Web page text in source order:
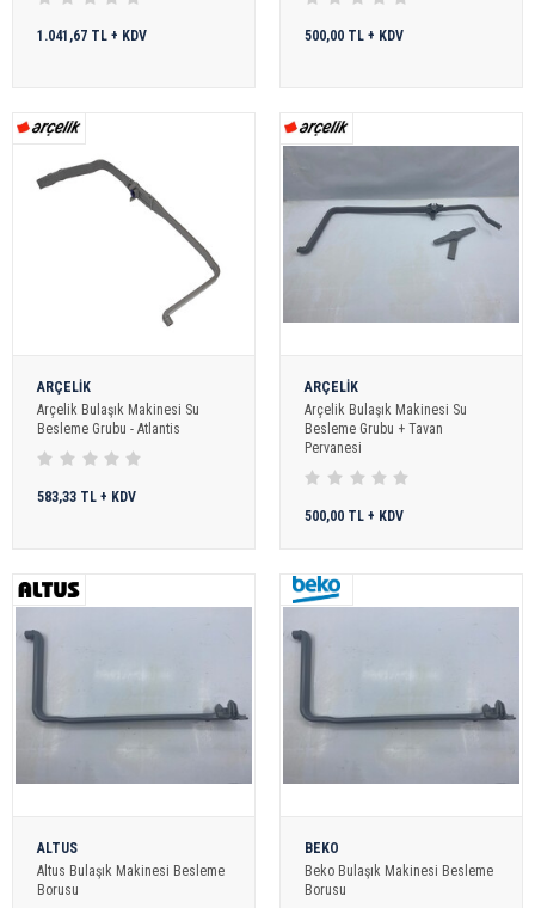
1.041,67 TL + KDV 500,00 TL + KDV
ARÇELİK
Arçelik Bulaşık Makinesi Su
Besleme Grubu - Atlantis
583,33 TL + KDV
ARÇELİK
Arçelik Bulaşık Makinesi Su
Besleme Grubu + Tavan
Pervanesi
500,00 TL + KDV
ALTUS
Altus Bulaşık Makinesi Besleme
Borusu
BEKO
Beko Bulaşık Makinesi Besleme
Borusu